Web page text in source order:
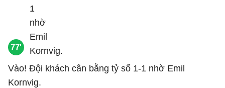
77'
Vào! Đội khách cân bằng tỷ số 1-1 nhờ Emil
Kornvig.